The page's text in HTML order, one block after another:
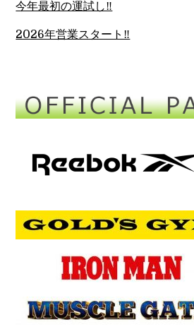
今年最初の運試し‼︎
2026年営業スタート‼︎